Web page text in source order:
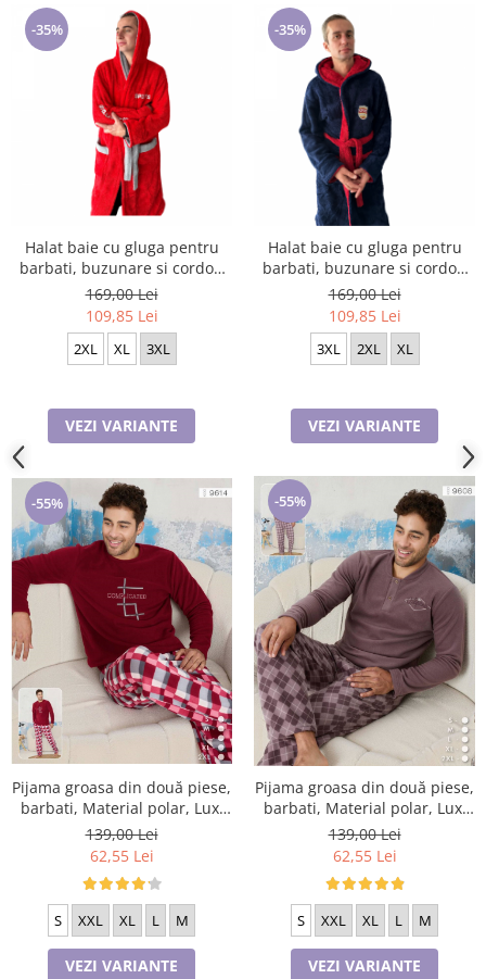
-35%
Halat baie cu gluga pentru
barbati, buzunare si cordon
in talie, design SPORT,
Cocolino ROSU
169,00 Lei
109,85 Lei
2XL XL 3XL
VEZI VARIANTE
-35%
Halat baie cu gluga pentru
barbati, buzunare si cordon
in talie, design cu insigna,
Cocolino BLeomarin/visiniu
169,00 Lei
109,85 Lei
3XL 2XL XL
VEZI VARIANTE
-55%
Pijama groasa din două piese,
barbati, Material polar, Lux,
PIJ9614 100%micro
139,00 Lei
62,55 Lei
S XXL XL L M
VEZI VARIANTE
-55%
Pijama groasa din două piese,
barbati, Material polar, Lux,
PIJ9608-9808 100%micro
139,00 Lei
62,55 Lei
S XXL XL L M
VEZI VARIANTE